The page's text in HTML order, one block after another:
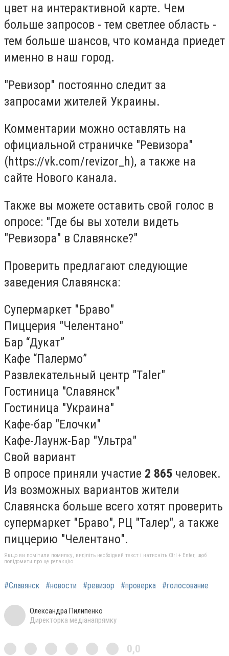
цвет на интерактивной карте. Чем
больше запросов - тем светлее область -
тем больше шансов, что команда приедет
именно в наш город.
"Ревизор" постоянно следит за
запросами жителей Украины.
Комментарии можно оставлять на
официальной страничке "Ревизора"
(https://vk.com/revizor_h), а также на
сайте Нового канала.
Также вы можете оставить свой голос в
опросе: "Где бы вы хотели видеть
"Ревизора" в Славянске?"
Проверить предлагают следующие
заведения Славянска:
Супермаркет "Браво"
Пиццерия "Челентано"
Бар “Дукат”
Кафе “Палермо”
Развлекательный центр "Taler"
Гостиница "Славянск"
Гостиница "Украина"
Кафе-бар "Елочки"
Кафе-Лаунж-Бар "Ультра"
Свой вариант
В опросе приняли участие 2 865 человек.
Из возможных вариантов жители
Славянска больше всего хотят проверить
супермаркет "Браво", РЦ "Талер", а также
пиццерию "Челентано".
Якщо ви помітили помилку, виділіть необхідний текст і натисніть Ctrl + Enter, щоб
повідомити про це редакцію
#Славянск #новости #ревизор #проверка #голосование
Олександра Пилипенко
Директорка медіанапрямку
0,0